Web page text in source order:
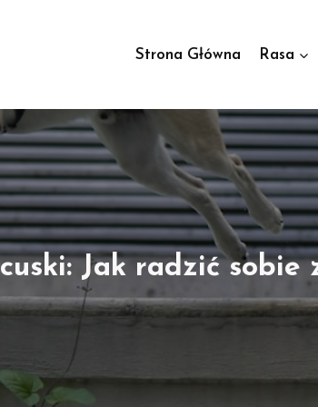
Strona Główna Rasa
Jak radzić sobie